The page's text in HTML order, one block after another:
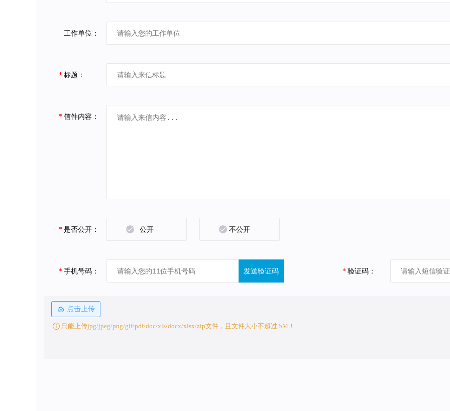
工作单位：
* 标题：
* 信件内容：
* 是否公开： 公开 不公开
发送验证码
* 手机号码： * 验证码：
点击上传
只能上传jpg/jpeg/png/gif/pdf/doc/xls/docx/xlsx/zip文件，且文件大小不超过 5M！